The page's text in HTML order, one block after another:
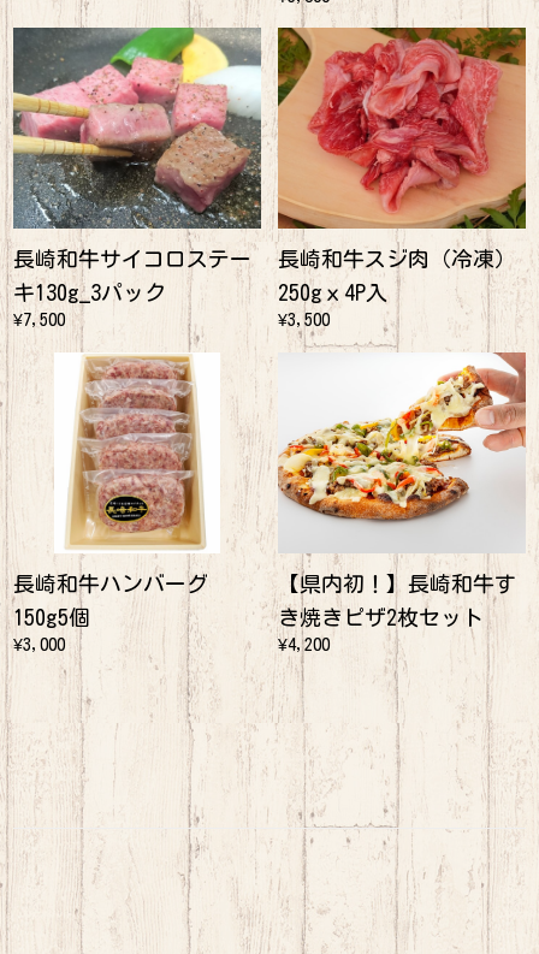
長崎和牛サイコロステー
キ130g_3パック
¥7,500
長崎和牛スジ肉（冷凍）
250gｘ4P入
¥3,500
長崎和牛ハンバーグ
150g5個
¥3,000
【県内初！】長崎和牛す
き焼きピザ2枚セット
¥4,200